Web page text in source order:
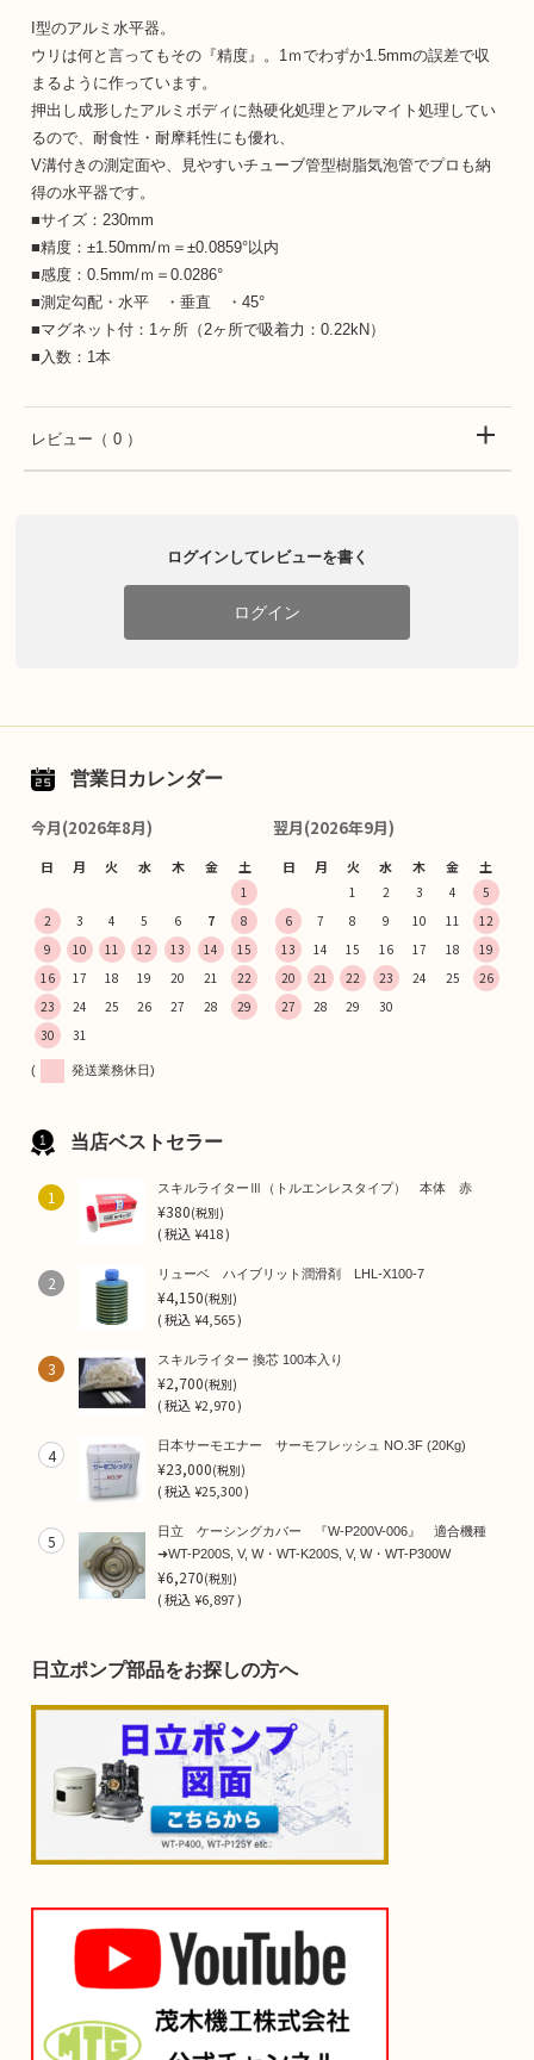
I型のアルミ水平器。
ウリは何と言ってもその『精度』。1ｍでわずか1.5mmの誤差で収
まるように作っています。
押出し成形したアルミボディに熱硬化処理とアルマイト処理してい
るので、耐食性・耐摩耗性にも優れ、
V溝付きの測定面や、見やすいチューブ管型樹脂気泡管でプロも納
得の水平器です。
■サイズ：230mm
■精度：±1.50mm/ｍ＝±0.0859°以内
■感度：0.5mm/ｍ＝0.0286°
■測定勾配・水平 ・垂直 ・45°
■マグネット付：1ヶ所（2ヶ所で吸着力：0.22kN）
■入数：1本
レビュー （ 0 ）
ログインしてレビューを書く
ログイン
営業日カレンダー
今月(2026年8月)
日 月 火 水 木 金 土
1
2
3 4 5 6 7
8
9
10 11 12 13 14
15
16
17 18 19 20 21
22
23
24 25 26 27 28
29
30
31
翌月(2026年9月)
日 月 火 水 木 金 土
1 2 3 4
5
6
7 8 9 10 11
12
13
14 15 16 17 18
19
20
21 22 23 24 25
26
27
28 29 30
( 発送業務休日)
当店ベストセラー
1 スキルライターⅢ（トルエンレスタイプ） 本体 赤
¥380(税別)
(税込¥418 )
2 リューベ ハイブリット潤滑剤 LHL-X100-7
¥4,150(税別)
(税込¥4,565 )
3 スキルライター 換芯 100本入り
¥2,700(税別)
(税込¥2,970 )
4 日本サーモエナー サーモフレッシュ NO.3F (20Kg)
¥23,000(税別)
(税込¥25,300 )
5
日立 ケーシングカバー 『W-P200V-006』 適合機種
➜WT-P200S, V, W・WT-K200S, V, W・WT-P300W
¥6,270(税別)
(税込¥6,897 )
日立ポンプ部品をお探しの方へ